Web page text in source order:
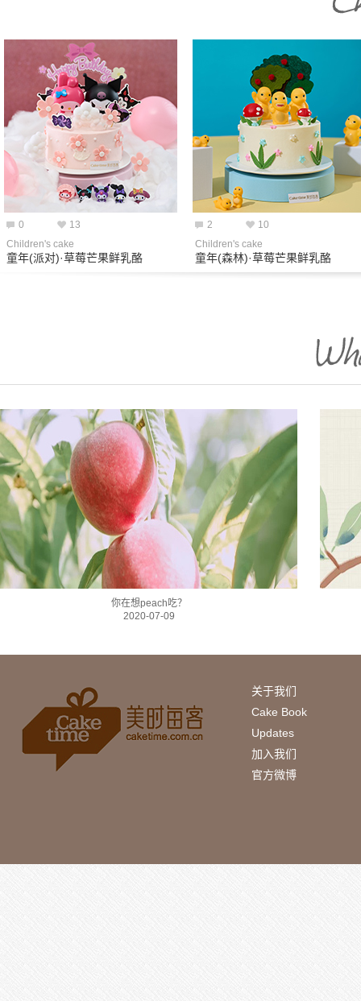
0
13
Children's cake
童年(派对)·草莓芒果鲜乳酪
2
10
Children's cake
童年(森林)·草莓芒果鲜乳酪
你在想peach吃？
2020-07-09
关于我们
Cake Book
Updates
加入我们
官方微博